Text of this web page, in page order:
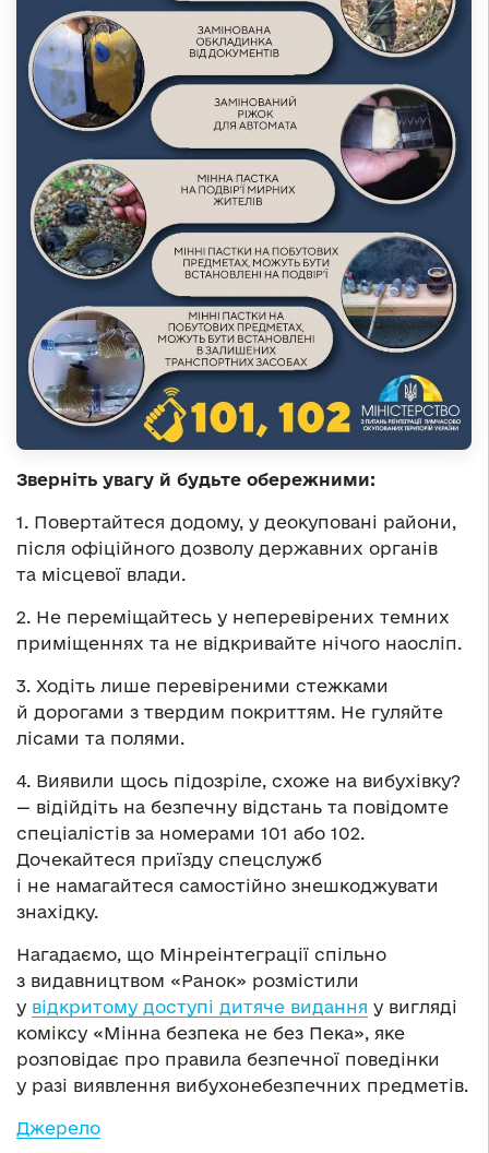
Зверніть увагу й будьте обережними:
1. Повертайтеся додому, у деокуповані райони,
після офіційного дозволу державних органів
та місцевої влади.
2. Не переміщайтесь у неперевірених темних
приміщеннях та не відкривайте нічого наосліп.
3. Ходіть лише перевіреними стежками
й дорогами з твердим покриттям. Не гуляйте
лісами та полями.
4. Виявили щось підозріле, схоже на вибухівку?
— відійдіть на безпечну відстань та повідомте
спеціалістів за номерами 101 або 102.
Дочекайтеся приїзду спецслужб
і не намагайтеся самостійно знешкоджувати
знахідку.
Нагадаємо, що Мінреінтеграції спільно
з видавництвом «Ранок» розмістили
у відкритому доступі дитяче видання у вигляді
коміксу «Мінна безпека не без Пека», яке
розповідає про правила безпечної поведінки
у разі виявлення вибухонебезпечних предметів.
Джерело